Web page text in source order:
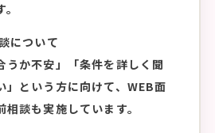
について
うか不安」「条件を詳しく聞
」という方に向けて、WEB面
談も実施しています。